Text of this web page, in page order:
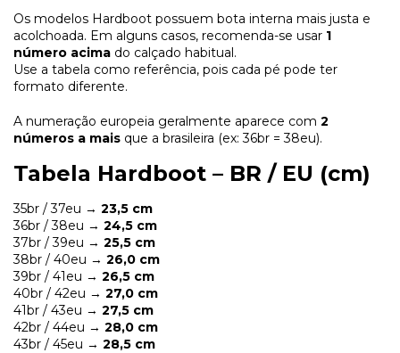
Os modelos Hardboot possuem bota interna mais justa e
acolchoada. Em alguns casos, recomenda-se usar 1
número acima do calçado habitual.
Use a tabela como referência, pois cada pé pode ter
formato diferente.
A numeração europeia geralmente aparece com 2
números a mais que a brasileira (ex: 36br = 38eu).
Tabela Hardboot – BR / EU (cm)
35br / 37eu → 23,5 cm
36br / 38eu → 24,5 cm
37br / 39eu → 25,5 cm
38br / 40eu → 26,0 cm
39br / 41eu → 26,5 cm
40br / 42eu → 27,0 cm
41br / 43eu → 27,5 cm
42br / 44eu → 28,0 cm
43br / 45eu → 28,5 cm